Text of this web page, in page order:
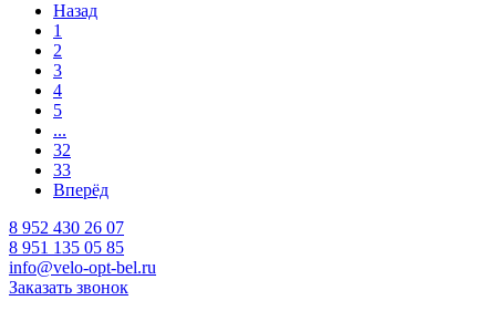
Назад
1
2
3
4
5
...
32
33
Вперёд
8 952 430 26 07
8 951 135 05 85
info@velo-opt-bel.ru
Заказать звонок